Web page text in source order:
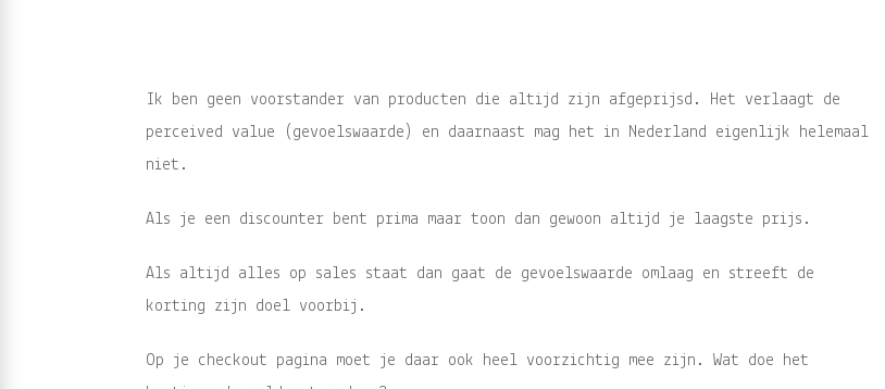
Ik ben geen voorstander van producten die altijd zijn afgeprijsd. Het verlaagt de
perceived value (gevoelswaarde) en daarnaast mag het in Nederland eigenlijk helemaal
niet.
Als je een discounter bent prima maar toon dan gewoon altijd je laagste prijs.
Als altijd alles op sales staat dan gaat de gevoelswaarde omlaag en streeft de
korting zijn doel voorbij.
Op je checkout pagina moet je daar ook heel voorzichtig mee zijn. Wat doe het